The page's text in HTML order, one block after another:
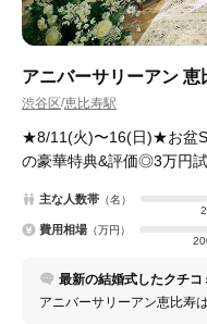
アニバーサリーアン 恵
渋谷区/恵比寿駅
★8/11(火)〜16(日)★お盆
の豪華特典&評価◎3万円
主な人数帯 （名）
費用相場 （万円）
最新の結婚式したクチコ
アニバーサリーアン恵比寿